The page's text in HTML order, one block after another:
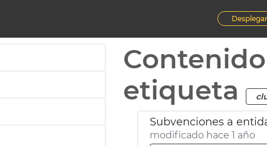
Desplegar
etiqueta
Subvenciones a
modificado hace 1 año